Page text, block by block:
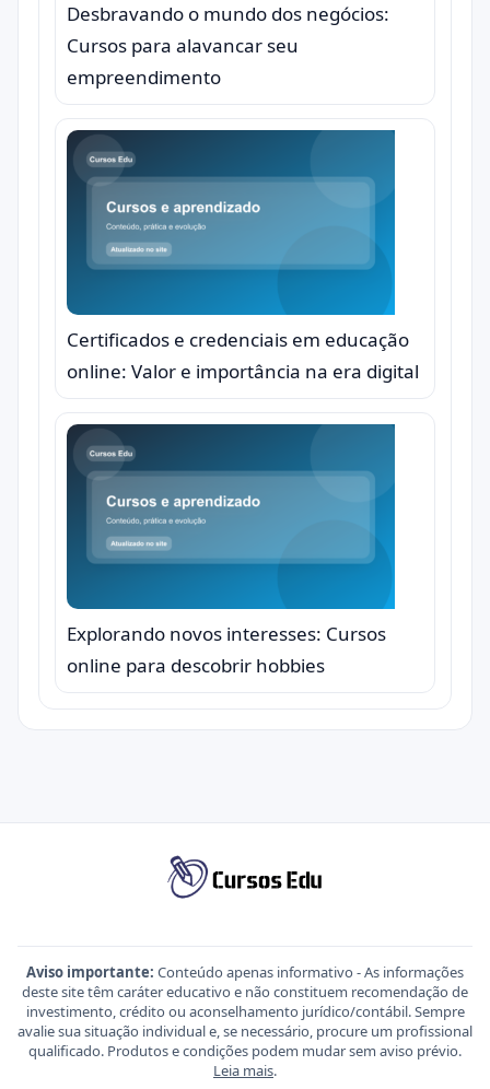
Desbravando o mundo dos negócios:
Cursos para alavancar seu
empreendimento
Certificados e credenciais em educação
online: Valor e importância na era digital
Explorando novos interesses: Cursos
online para descobrir hobbies
Aviso importante: Conteúdo apenas informativo - As informações
deste site têm caráter educativo e não constituem recomendação de
investimento, crédito ou aconselhamento jurídico/contábil. Sempre
avalie sua situação individual e, se necessário, procure um profissional
qualificado. Produtos e condições podem mudar sem aviso prévio.
Leia mais.